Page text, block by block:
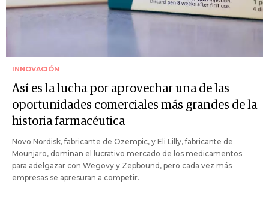
INNOVACIÓN
Así es la lucha por aprovechar una de las
oportunidades comerciales más grandes de la
historia farmacéutica
Novo Nordisk, fabricante de Ozempic, y Eli Lilly, fabricante de
Mounjaro, dominan el lucrativo mercado de los medicamentos
para adelgazar con Wegovy y Zepbound, pero cada vez más
empresas se apresuran a competir.